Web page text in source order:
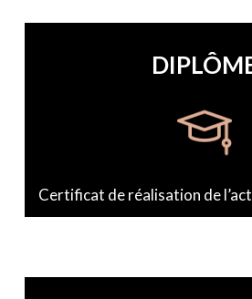
Certificat de réalisation de